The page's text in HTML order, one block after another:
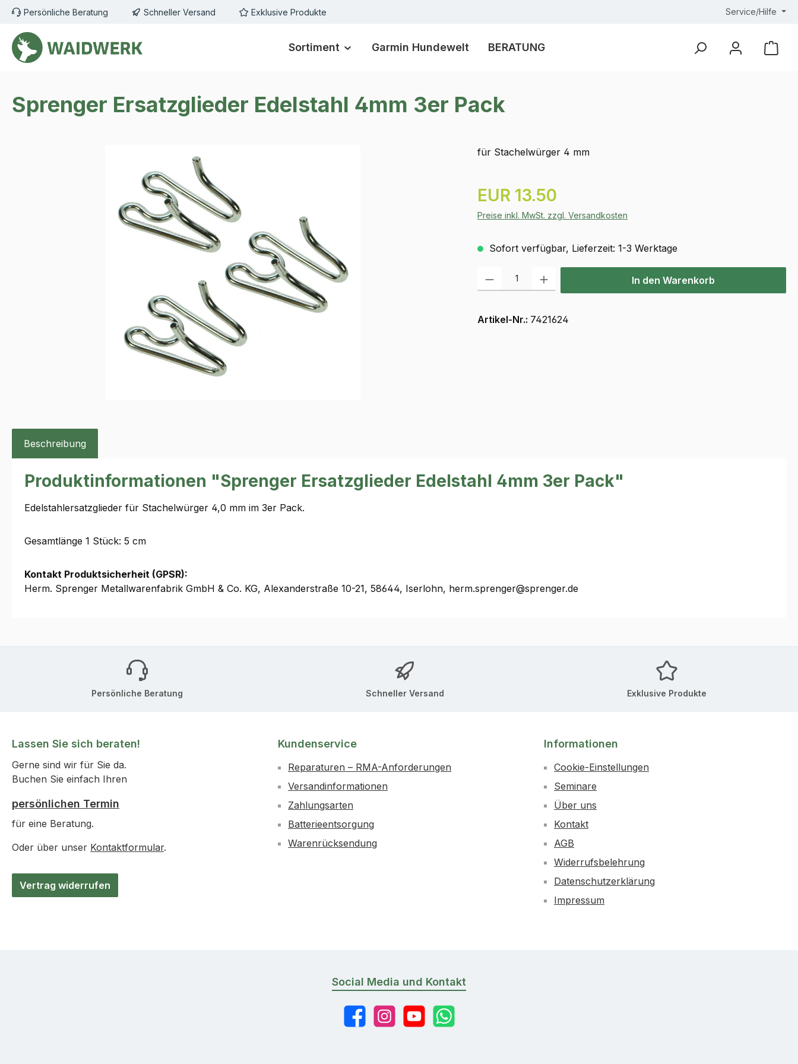
Hauptinhalt springen
Zur Suche springen
Zur Hauptnavigation springen
Persönliche Beratung Schneller Versand Exklusive Produkte Service/Hilfe
Sortiment Garmin Hundewelt BERATUNG
Sprenger Ersatzglieder Edelstahl 4mm 3er Pack
für Stachelwürger 4 mm
Regulärer Preis:
EUR 13.50
Preise inkl. MwSt. zzgl. Versandkosten
Sofort verfügbar, Lieferzeit: 1-3 Werktage
Produkt Anzahl: Gib den gewünschten Wert ein oder benutze die Schaltflächen
In den Warenkorb
Artikel-Nr.: 7421624
Beschreibung
Produktinformationen "Sprenger Ersatzglieder Edelstahl 4mm 3er Pack"
Edelstahlersatzglieder für Stachelwürger 4,0 mm im 3er Pack.
Gesamtlänge 1 Stück: 5 cm
Kontakt Produktsicherheit (GPSR):
Herm. Sprenger Metallwarenfabrik GmbH & Co. KG, Alexanderstraße 10-21, 58644, Iserlohn, herm.sprenger@sprenger.de
Persönliche Beratung Schneller Versand Exklusive Produkte
Lassen Sie sich beraten!
Gerne sind wir für Sie da.
Buchen Sie einfach Ihren
persönlichen Termin
für eine Beratung.
Oder über unser Kontaktformular.
Vertrag widerrufen
Kundenservice
Reparaturen – RMA-Anforderungen
Versandinformationen
Zahlungsarten
Batterieentsorgung
Warenrücksendung
Informationen
Cookie-Einstellungen
Seminare
Über uns
Kontakt
AGB
Widerrufsbelehrung
Datenschutzerklärung
Impressum
Social Media und Kontakt
FacebookInstagramYouTubeWhatsApp